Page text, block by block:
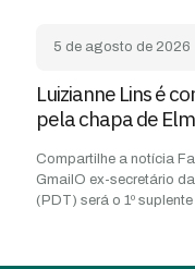
5 de agosto de 2026
Luizianne Lins é
pela chapa de
Compartilhe a notícia
GmailO ex-secretário
(PDT) será o 1º